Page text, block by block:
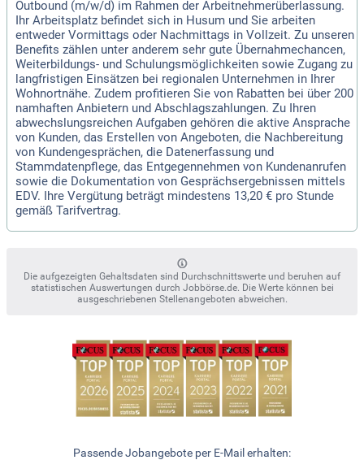
Outbound (m/w/d) im Rahmen der Arbeitnehmerüberlassung.
Ihr Arbeitsplatz befindet sich in Husum und Sie arbeiten
entweder Vormittags oder Nachmittags in Vollzeit. Zu unseren
Benefits zählen unter anderem sehr gute Übernahmechancen,
Weiterbildungs- und Schulungsmöglichkeiten sowie Zugang zu
langfristigen Einsätzen bei regionalen Unternehmen in Ihrer
Wohnortnähe. Zudem profitieren Sie von Rabatten bei über 200
namhaften Anbietern und Abschlagszahlungen. Zu Ihren
abwechslungsreichen Aufgaben gehören die aktive Ansprache
von Kunden, das Erstellen von Angeboten, die Nachbereitung
von Kundengesprächen, die Datenerfassung und
Stammdatenpflege, das Entgegennehmen von Kundenanrufen
sowie die Dokumentation von Gesprächsergebnissen mittels
EDV. Ihre Vergütung beträgt mindestens 13,20 € pro Stunde
gemäß Tarifvertrag.
Die aufgezeigten Gehaltsdaten sind Durchschnittswerte und beruhen auf
statistischen Auswertungen durch Jobbörse.de. Die Werte können bei
ausgeschriebenen Stellenangeboten abweichen.
Passende Jobangebote per E-Mail erhalten: